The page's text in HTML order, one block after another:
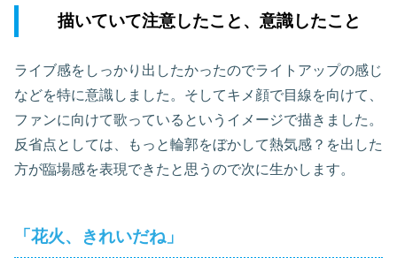
描いていて注意したこと、意識したこと
ライブ感をしっかり出したかったのでライトアップの感じ
などを特に意識しました。そしてキメ顔で目線を向けて、
ファンに向けて歌っているというイメージで描きました。
反省点としては、もっと輪郭をぼかして熱気感？を出した
方が臨場感を表現できたと思うので次に生かします。
「花火、きれいだね」